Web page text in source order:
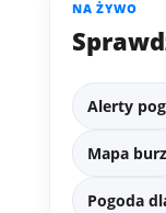
NA ŻYWO
Alerty
Mapa burz
Pogoda